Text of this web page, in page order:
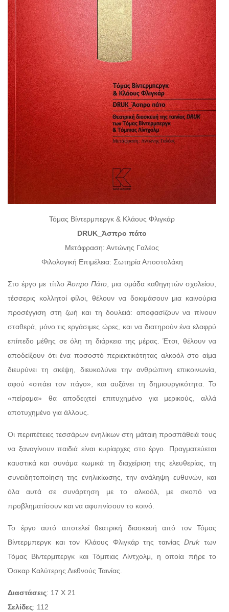
Τόμας Βίντερμπεργκ & Κλάους Φλιγκάρ
DRUK_Άσπρο πάτο
Μετάφραση: Αντώνης Γαλέος
Φιλολογική Επιμέλεια: Σωτηρία Αποστολάκη
Στο έργο με τίτλοΆσπρο Πάτο, μια ομάδα καθηγητών σχολείου,
τέσσερις κολλητοί φίλοι, θέλουν να δοκιμάσουν μια καινούρια
προσέγγιση στη ζωή και τη δουλειά: αποφασίζουν να πίνουν
σταθερά, μόνο τις εργάσιμες ώρες, και να διατηρούν ένα ελαφρύ
επίπεδο μέθης σε όλη τη διάρκεια της μέρας. Έτσι, θέλουν να
αποδείξουν ότι ένα ποσοστό περιεκτικότητας αλκοόλ στο αίμα
διευρύνει τη σκέψη, διευκολύνει την ανθρώπινη επικοινωνία,
αφού «σπάει τον πάγο», και αυξάνει τη δημιουργικότητα. Το
«πείραμα» θα αποδειχτεί επιτυχημένο για μερικούς, αλλά
αποτυχημένο για άλλους.
Οι περιπέτειες τεσσάρων ενηλίκων στη μάταιη προσπάθειά τους
να ξαναγίνουν παιδιά είναι κυρίαρχες στο έργο. Πραγματεύεται
καυστικά και συνάμα κωμικά τη διαχείριση της ελευθερίας, τη
συνειδητοποίηση της ενηλικίωσης, την ανάληψη ευθυνών, και
όλα αυτά σε συνάρτηση με το αλκοόλ, με σκοπό να
προβληματίσουν και να αφυπνίσουν το κοινό.
Το έργο αυτό αποτελεί θεατρική διασκευή από τον Τόμας
Βίντερμπεργκ και τον Κλάους Φλιγκάρ της ταινίαςDruk των
Τόμας Βίντερμπεργκ και Τόμπιας Λίντχολμ, η οποία πήρε το
Όσκαρ Καλύτερης Διεθνούς Ταινίας.
Διαστάσεις: 17 Χ 21
Σελίδες: 112